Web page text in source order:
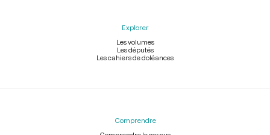
Explorer
Les volumes
Les députés
Les cahiers de doléances
Comprendre